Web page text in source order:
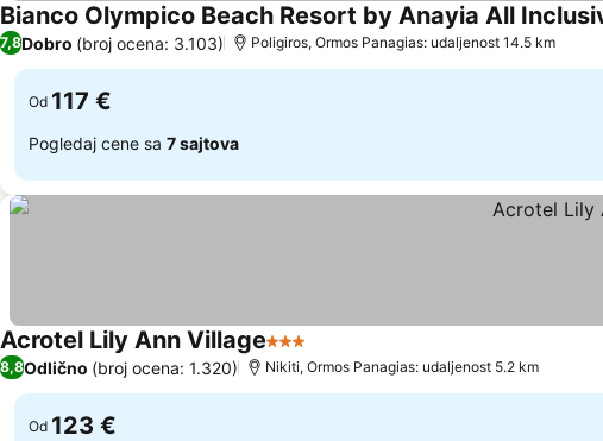
Bianco Olympico Beach Resort by Anayia All
7,8Dobro (broj ocena: 3.103) Poligiros, Ormos Panagias: udaljenost 14.5 km
Od 117 €
Pogledaj cene sa 7 sajtova
Acrotel Lily Ann Village3 Zvezdice
8,8Odlično (broj ocena: 1.320) Nikiti, Ormos Panagias: udaljenost 5.2 km
Od 123 €